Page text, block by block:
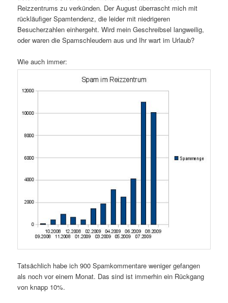
Reizzentrums zu verkünden. Der August überrascht mich mit
rückläufiger Spamtendenz, die leider mit niedrigeren
Besucherzahlen einhergeht. Wird mein Geschreibsel langweilig,
oder waren die Spamschleudern aus und Ihr wart im Urlaub?
Wie auch immer:
Tatsächlich habe ich 900 Spamkommentare weniger gefangen
als noch vor einem Monat. Das sind ist immerhin ein Rückgang
von knapp 10%.